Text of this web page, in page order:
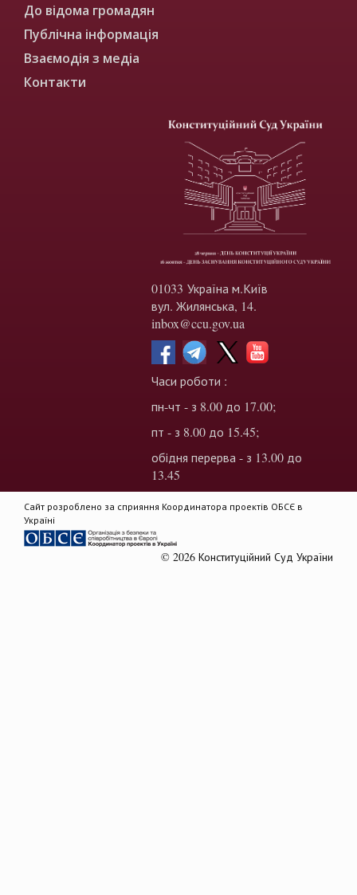
До відома громадян
Публічна інформація
Взаємодія з медіа
Контакти
01033 Україна м.Київ
вул. Жилянська, 14.
inbox@ccu.gov.ua
Часи роботи :
пн-чт - з 8.00 до 17.00;
пт - з 8.00 до 15.45;
обідня перерва - з 13.00 до
13.45
Сайт розроблено за сприяння Координатора проектів ОБСЄ в
Україні
© 2026 Конституційний Суд України